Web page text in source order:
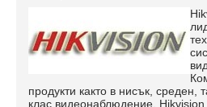
продукти както в нисък, среден,
клас видеонаблюдение.